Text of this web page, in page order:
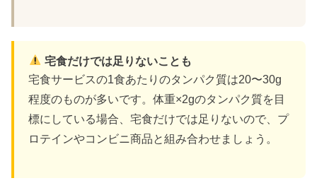
宅食だけでは足りないことも
宅食サービスの1食あたりのタンパク質は20〜30g
程度のものが多いです。体重×2gのタンパク質を目
標にしている場合、宅食だけでは足りないので、プ
ロテインやコンビニ商品と組み合わせましょう。